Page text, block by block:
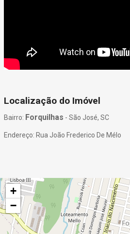
Localização do Imóvel
Bairro: Forquilhas - São José, SC
Endereço: Rua João Frederico De Mélo
+
−